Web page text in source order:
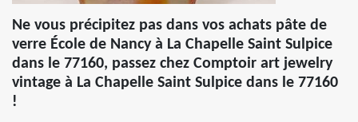
Ne vous précipitez pas dans vos achats pâte de
verre École de Nancy à La Chapelle Saint Sulpice
dans le 77160, passez chez Comptoir art jewelry
vintage à La Chapelle Saint Sulpice dans le 77160
!